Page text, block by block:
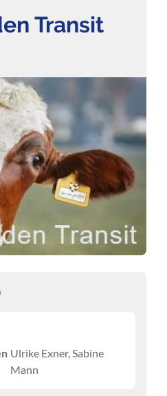
Transit
Ulrike Exner, Sabine
Mann